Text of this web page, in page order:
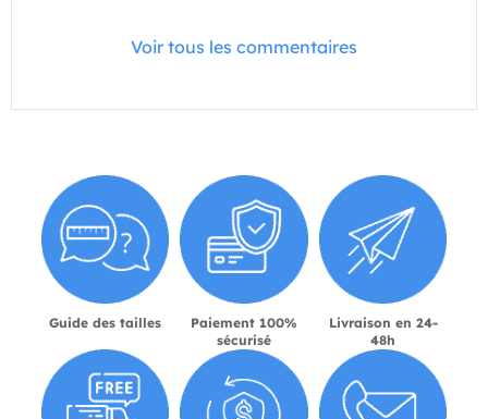
Voir tous les commentaires
Guide des tailles
Paiement 100%
sécurisé
Livraison en 24-
48h